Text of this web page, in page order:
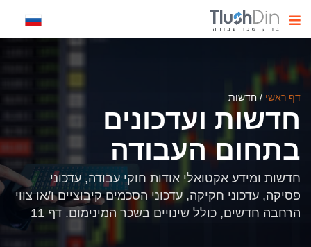
דף ראשי /חדשות
חדשות ועדכונים
בתחום העבודה
חדשות ומידע אקטואלי אודות חוקי עבודה, עדכוני
פסיקה, עדכוני חקיקה, עדכוני הסכמים קיבוציים ו/או צווי
הרחבה חדשים, כולל שינויים בשכר המינימום. דף 11